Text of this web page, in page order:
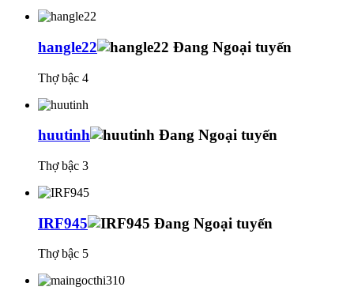
hangle22
Thợ bậc 4
huutinh
Thợ bậc 3
IRF945
Thợ bậc 5